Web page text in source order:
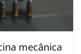
mecânica